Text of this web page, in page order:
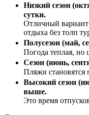
Низкий сезон
сутки.
Отличный вариант
отдыха без толп
Полусезон (май,
Погода теплая, но
Сезон (июнь,
Пляжи становятся
Высокий сезон
выше.
Это время